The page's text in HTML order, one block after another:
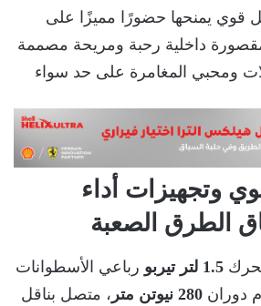
قوي يمنحها حضورًا مميزًا على
داخلية رحبة ومريحة مصممة
ومحبي المغامرة على حد سواء
وتجهيزات أداء
الطرق الصعبة
1.5 لتر تيربو
رباعي الأسطوانات
دوران 280 نيوتن متر
، متصل بناقل